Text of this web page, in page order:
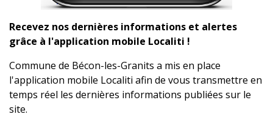
Recevez nos dernières informations et alertes
grâce à l'application mobile Localiti !
Commune de Bécon-les-Granits a mis en place
l'application mobile Localiti afin de vous transmettre en
temps réel les dernières informations publiées sur le
site.